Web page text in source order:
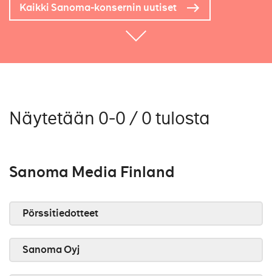
Kaikki Sanoma-konsernin uutiset
Näytetään 0-0 / 0 tulosta
Sanoma Media Finland
Pörssitiedotteet
Sanoma Oyj